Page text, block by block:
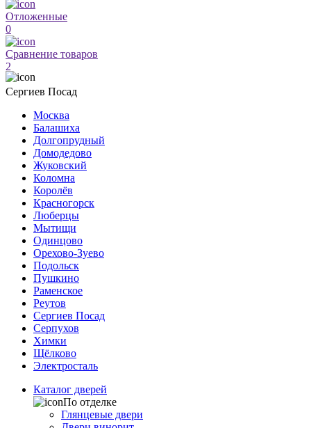
Отложенные
0
Сравнение товаров
2
Сергиев Посад
Москва
Балашиха
Долгопрудный
Домодедово
Жуковский
Коломна
Королёв
Красногорск
Люберцы
Мытищи
Одинцово
Орехово-Зуево
Подольск
Пушкино
Раменское
Реутов
Сергиев Посад
Серпухов
Химки
Щёлково
Электросталь
Каталог дверей
По отделке
Глянцевые двери